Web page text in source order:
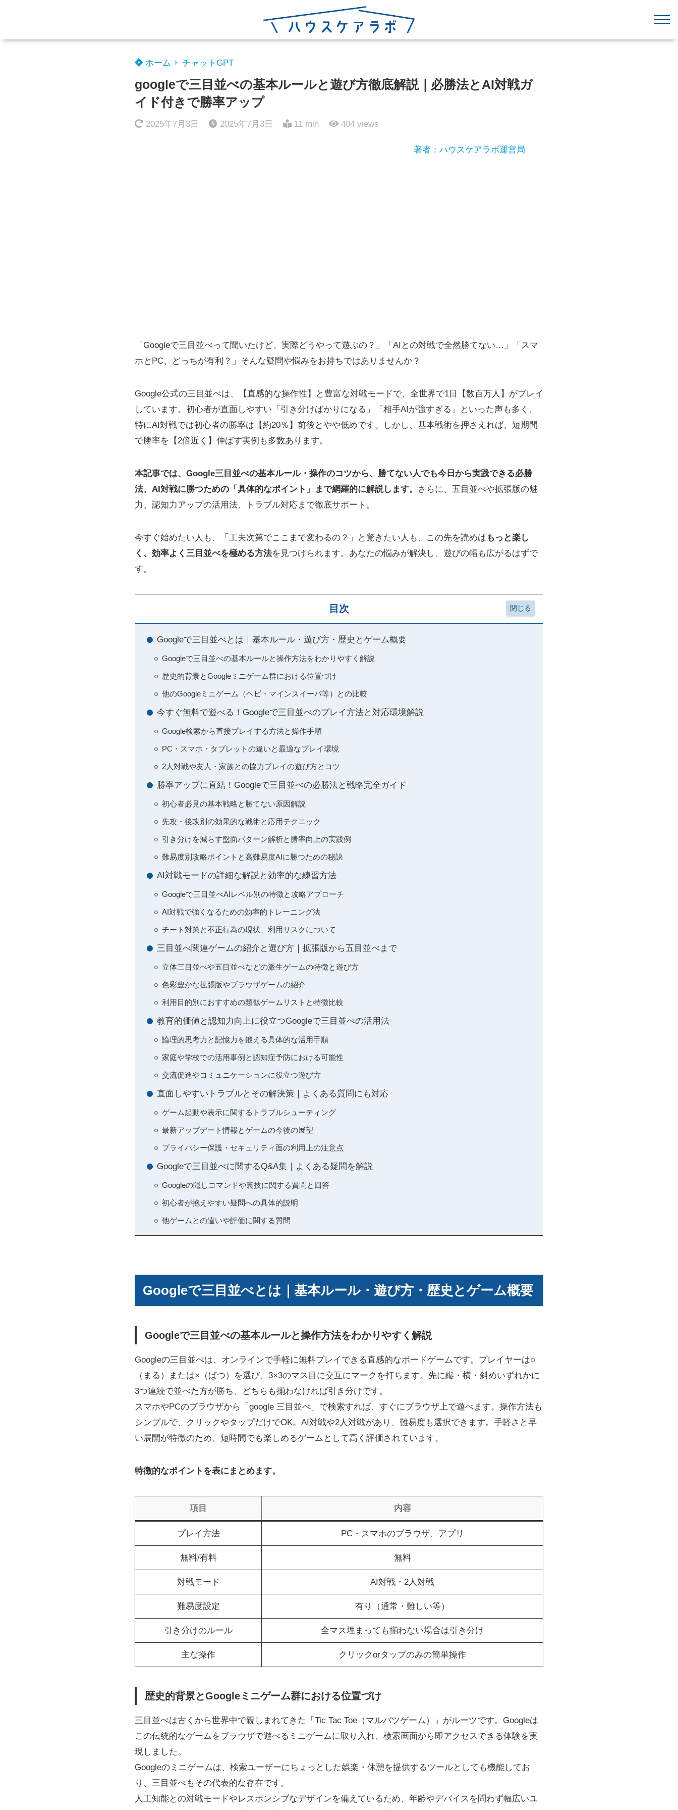
ホーム チャットGPT
googleで三目並べの基本ルールと遊び方徹底解説｜必勝法とAI対戦ガ
イド付きで勝率アップ
2025年7月3日 2025年7月3日 11 min 404 views
著者：ハウスケアラボ運営局
「Googleで三目並べって聞いたけど、実際どうやって遊ぶの？」「AIとの対戦で全然勝てない…」「スマ
ホとPC、どっちが有利？」そんな疑問や悩みをお持ちではありませんか？
Google公式の三目並べは、【直感的な操作性】と豊富な対戦モードで、全世界で1日【数百万人】がプレイ
しています。初心者が直面しやすい「引き分けばかりになる」「相手AIが強すぎる」といった声も多く、
特にAI対戦では初心者の勝率は【約20％】前後とやや低めです。しかし、基本戦術を押さえれば、短期間
で勝率を【2倍近く】伸ばす実例も多数あります。
本記事では、Google三目並べの基本ルール・操作のコツから、勝てない人でも今日から実践できる必勝
法、AI対戦に勝つための「具体的なポイント」まで網羅的に解説します。
さらに、五目並べや拡張版の魅
力、認知力アップの活用法、トラブル対応まで徹底サポート。
今すぐ始めたい人も、「工夫次第でここまで変わるの？」と驚きたい人も、この先を読めばもっと楽し
く、効率よく三目並べを極める方法を見つけられます。あなたの悩みが解決し、遊びの幅も広がるはずで
す。
目次
Googleで三目並べとは｜基本ルール・遊び方・歴史とゲーム概要
Googleで三目並べの基本ルールと操作方法をわかりやすく解説
歴史的背景とGoogleミニゲーム群における位置づけ
他のGoogleミニゲーム（ヘビ・マインスイーパ等）との比較
今すぐ無料で遊べる！Googleで三目並べのプレイ方法と対応環境解説
Google検索から直接プレイする方法と操作手順
PC・スマホ・タブレットの違いと最適なプレイ環境
2人対戦や友人・家族との協力プレイの遊び方とコツ
勝率アップに直結！Googleで三目並べの必勝法と戦略完全ガイド
初心者必見の基本戦略と勝てない原因解説
先攻・後攻別の効果的な戦術と応用テクニック
引き分けを減らす盤面パターン解析と勝率向上の実践例
難易度別攻略ポイントと高難易度AIに勝つための秘訣
AI対戦モードの詳細な解説と効率的な練習方法
Googleで三目並べAIレベル別の特徴と攻略アプローチ
AI対戦で強くなるための効率的トレーニング法
チート対策と不正行為の現状、利用リスクについて
三目並べ関連ゲームの紹介と選び方｜拡張版から五目並べまで
立体三目並べや五目並べなどの派生ゲームの特徴と遊び方
色彩豊かな拡張版やブラウザゲームの紹介
利用目的別におすすめの類似ゲームリストと特徴比較
教育的価値と認知力向上に役立つGoogleで三目並べの活用法
論理的思考力と記憶力を鍛える具体的な活用手順
家庭や学校での活用事例と認知症予防における可能性
交流促進やコミュニケーションに役立つ遊び方
直面しやすいトラブルとその解決策｜よくある質問にも対応
ゲーム起動や表示に関するトラブルシューティング
最新アップデート情報とゲームの今後の展望
プライバシー保護・セキュリティ面の利用上の注意点
Googleで三目並べに関するQ&A集｜よくある疑問を解説
Googleの隠しコマンドや裏技に関する質問と回答
初心者が抱えやすい疑問への具体的説明
他ゲームとの違いや評価に関する質問
Googleで三目並べとは｜基本ルール・遊び方・歴史とゲーム概要
Googleで三目並べの基本ルールと操作方法をわかりやすく解説
Googleの三目並べは、オンラインで手軽に無料プレイできる直感的なボードゲームです。プレイヤーは○
（まる）または×（ばつ）を選び、3×3のマス目に交互にマークを打ちます。先に縦・横・斜めいずれかに
3つ連続で並べた方が勝ち、どちらも揃わなければ引き分けです。
スマホやPCのブラウザから「google 三目並べ」で検索すれば、すぐにブラウザ上で遊べます。操作方法も
シンプルで、クリックやタップだけでOK。AI対戦や2人対戦があり、難易度も選択できます。手軽さと早
い展開が特徴のため、短時間でも楽しめるゲームとして高く評価されています。
特徴的なポイントを表にまとめます。
項目 内容
プレイ方法 PC・スマホのブラウザ、アプリ
無料/有料 無料
対戦モード AI対戦・2人対戦
難易度設定 有り（通常・難しい等）
引き分けのルール 全マス埋まっても揃わない場合は引き分け
主な操作 クリックorタップのみの簡単操作
歴史的背景とGoogleミニゲーム群における位置づけ
三目並べは古くから世界中で親しまれてきた「Tic Tac Toe（マルバツゲーム）」がルーツです。Googleは
この伝統的なゲームをブラウザで遊べるミニゲームに取り入れ、検索画面から即アクセスできる体験を実
現しました。
Googleのミニゲームは、検索ユーザーにちょっとした娯楽・休憩を提供するツールとしても機能してお
り、三目並べもその代表的な存在です。
人工知能との対戦モードやレスポンシブなデザインを備えているため、年齢やデバイスを問わず幅広いユ